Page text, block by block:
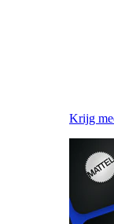
Krijg